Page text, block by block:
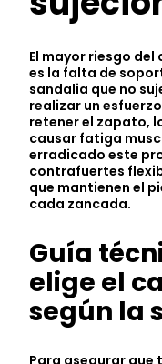
El mayor riesgo
es la falta de
sandalia que no
realizar un
retener el zapato,
causar fatiga
erradicado este
contrafuertes
que mantienen el
cada zancada.
Guía
elige el
según la